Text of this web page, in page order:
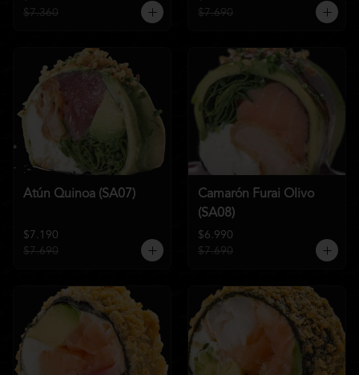
$7.360
$7.690
Atún Quinoa (SA07)
$7.190
$7.690
Camarón Furai Olivo
(SA08)
$6.990
$7.690